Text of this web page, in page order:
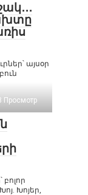
այսօր
Просмотр
Խոյեր,